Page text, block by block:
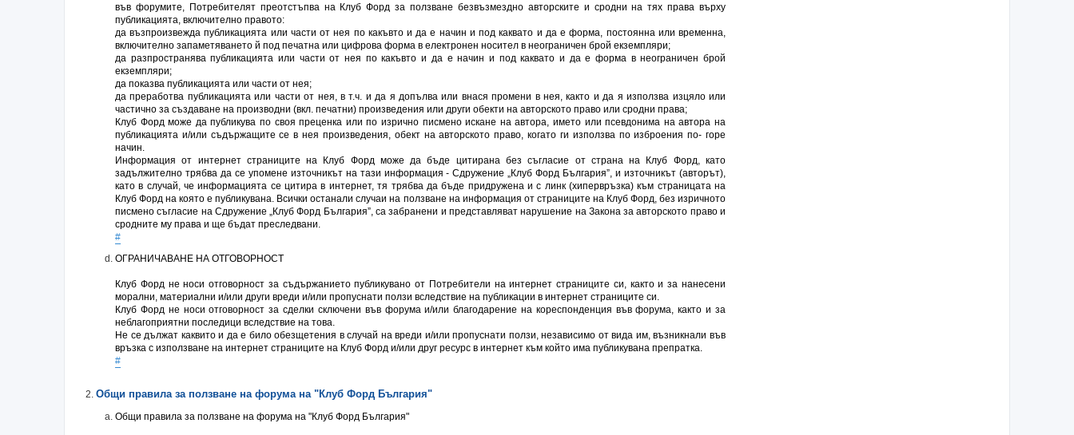
във форумите, Потребителят преотстъпва на Клуб Форд за ползване безвъзмездно авторските и сродни на тях права върху
публикацията, включително правото:
да възпроизвежда публикацията или части от нея по какъвто и да е начин и под каквато и да е форма, постоянна или временна,
включително запаметяването й под печатна или цифрова форма в електронен носител в неограничен брой екземпляри;
да разпространява публикацията или части от нея по какъвто и да е начин и под каквато и да е форма в неограничен брой
екземпляри;
да показва публикацията или части от нея;
да преработва публикацията или части от нея, в т.ч. и да я допълва или внася промени в нея, както и да я използва изцяло или
частично за създаване на производни (вкл. печатни) произведения или други обекти на авторското право или сродни права;
Клуб Форд може да публикува по своя преценка или по изрично писмено искане на автора, името или псевдонима на автора на
публикацията и/или съдържащите се в нея произведения, обект на авторското право, когато ги използва по изброения по- горе
начин.
Информация от интернет страниците на Клуб Форд може да бъде цитирана без съгласие от страна на Клуб Форд, като
задължително трябва да се упомене източникът на тази информация - Сдружение „Клуб Форд България”, и източникът (авторът),
като в случай, че информацията се цитира в интернет, тя трябва да бъде придружена и с линк (хипервръзка) към страницата на
Клуб Форд на която е публикувана. Всички останали случаи на ползване на информация от страниците на Клуб Форд, без изричното
писмено съгласие на Сдружение „Клуб Форд България”, са забранени и представляват нарушение на Закона за авторското право и
сродните му права и ще бъдат преследвани.
#
ОГРАНИЧАВАНЕ НА ОТГОВОРНОСТ
Клуб Форд не носи отговорност за съдържанието публикувано от Потребители на интернет страниците си, както и за нанесени
морални, материални и/или други вреди и/или пропуснати ползи вследствие на публикации в интернет страниците си.
Клуб Форд не носи отговорност за сделки сключени във форума и/или благодарение на кореспонденция във форума, както и за
неблагоприятни последици вследствие на това.
Не се дължат каквито и да е било обезщетения в случай на вреди и/или пропуснати ползи, независимо от вида им, възникнали във
връзка с използване на интернет страниците на Клуб Форд и/или друг ресурс в интернет към който има публикувана препратка.
#
Общи правила за ползване на форумa на "Клуб Форд България"
Общи правила за ползване на форумa на "Клуб Форд България"